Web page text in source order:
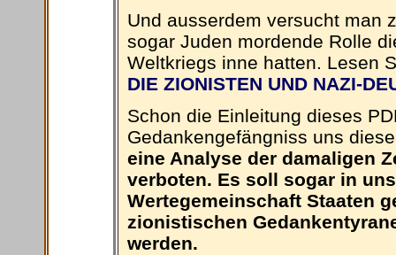
Und ausserdem versucht man
sogar Juden mordende Rolle
Weltkriegs inne hatten. Lesen
DIE ZIONISTEN UND NAZI-
Schon die Einleitung dieses
Gedankengefängniss uns
eine Analyse der damaligen
verboten. Es soll sogar in
Wertegemeinschaft Staaten
zionistischen
werden.